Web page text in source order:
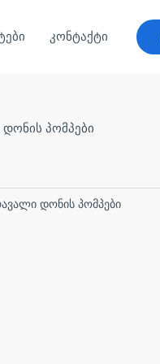
კონტაქტი
პომპები
დონის პომპები